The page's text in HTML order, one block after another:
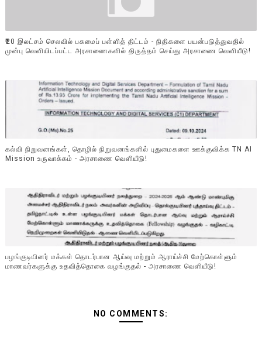
₹20 இலட்சம் செலவில் பசுமைப் பள்ளித் திட்டம் - நிதிகளை பயன்படுத்துவதில்
முன்பு வெளியிடப்பட்ட அரசாணைகளில் திருத்தம் செய்து அரசாணை வெளியீடு!
கல்வி நிறுவனங்கள், தொழில் நிறுவனங்களில் புதுமைகளை ஊக்குவிக்க TN AI
Mission உருவாக்கம் - அரசாணை வெளியீடு!
பழங்குடியினர் மக்கள் தொடர்பான ஆய்வு மற்றும் ஆராய்ச்சி மேற்கொள்ளும்
மாணவர்களுக்கு உதவித்தொகை வழங்குதல் - அரசாணை வெளியீடு!
NO COMMENTS: